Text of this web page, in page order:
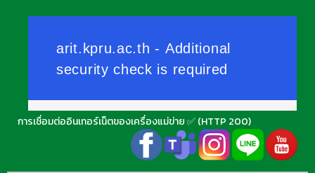
การเชื่อมต่ออินเทอร์เน็ตของเครื่องแม่ข่าย ✅ (HTTP 200)